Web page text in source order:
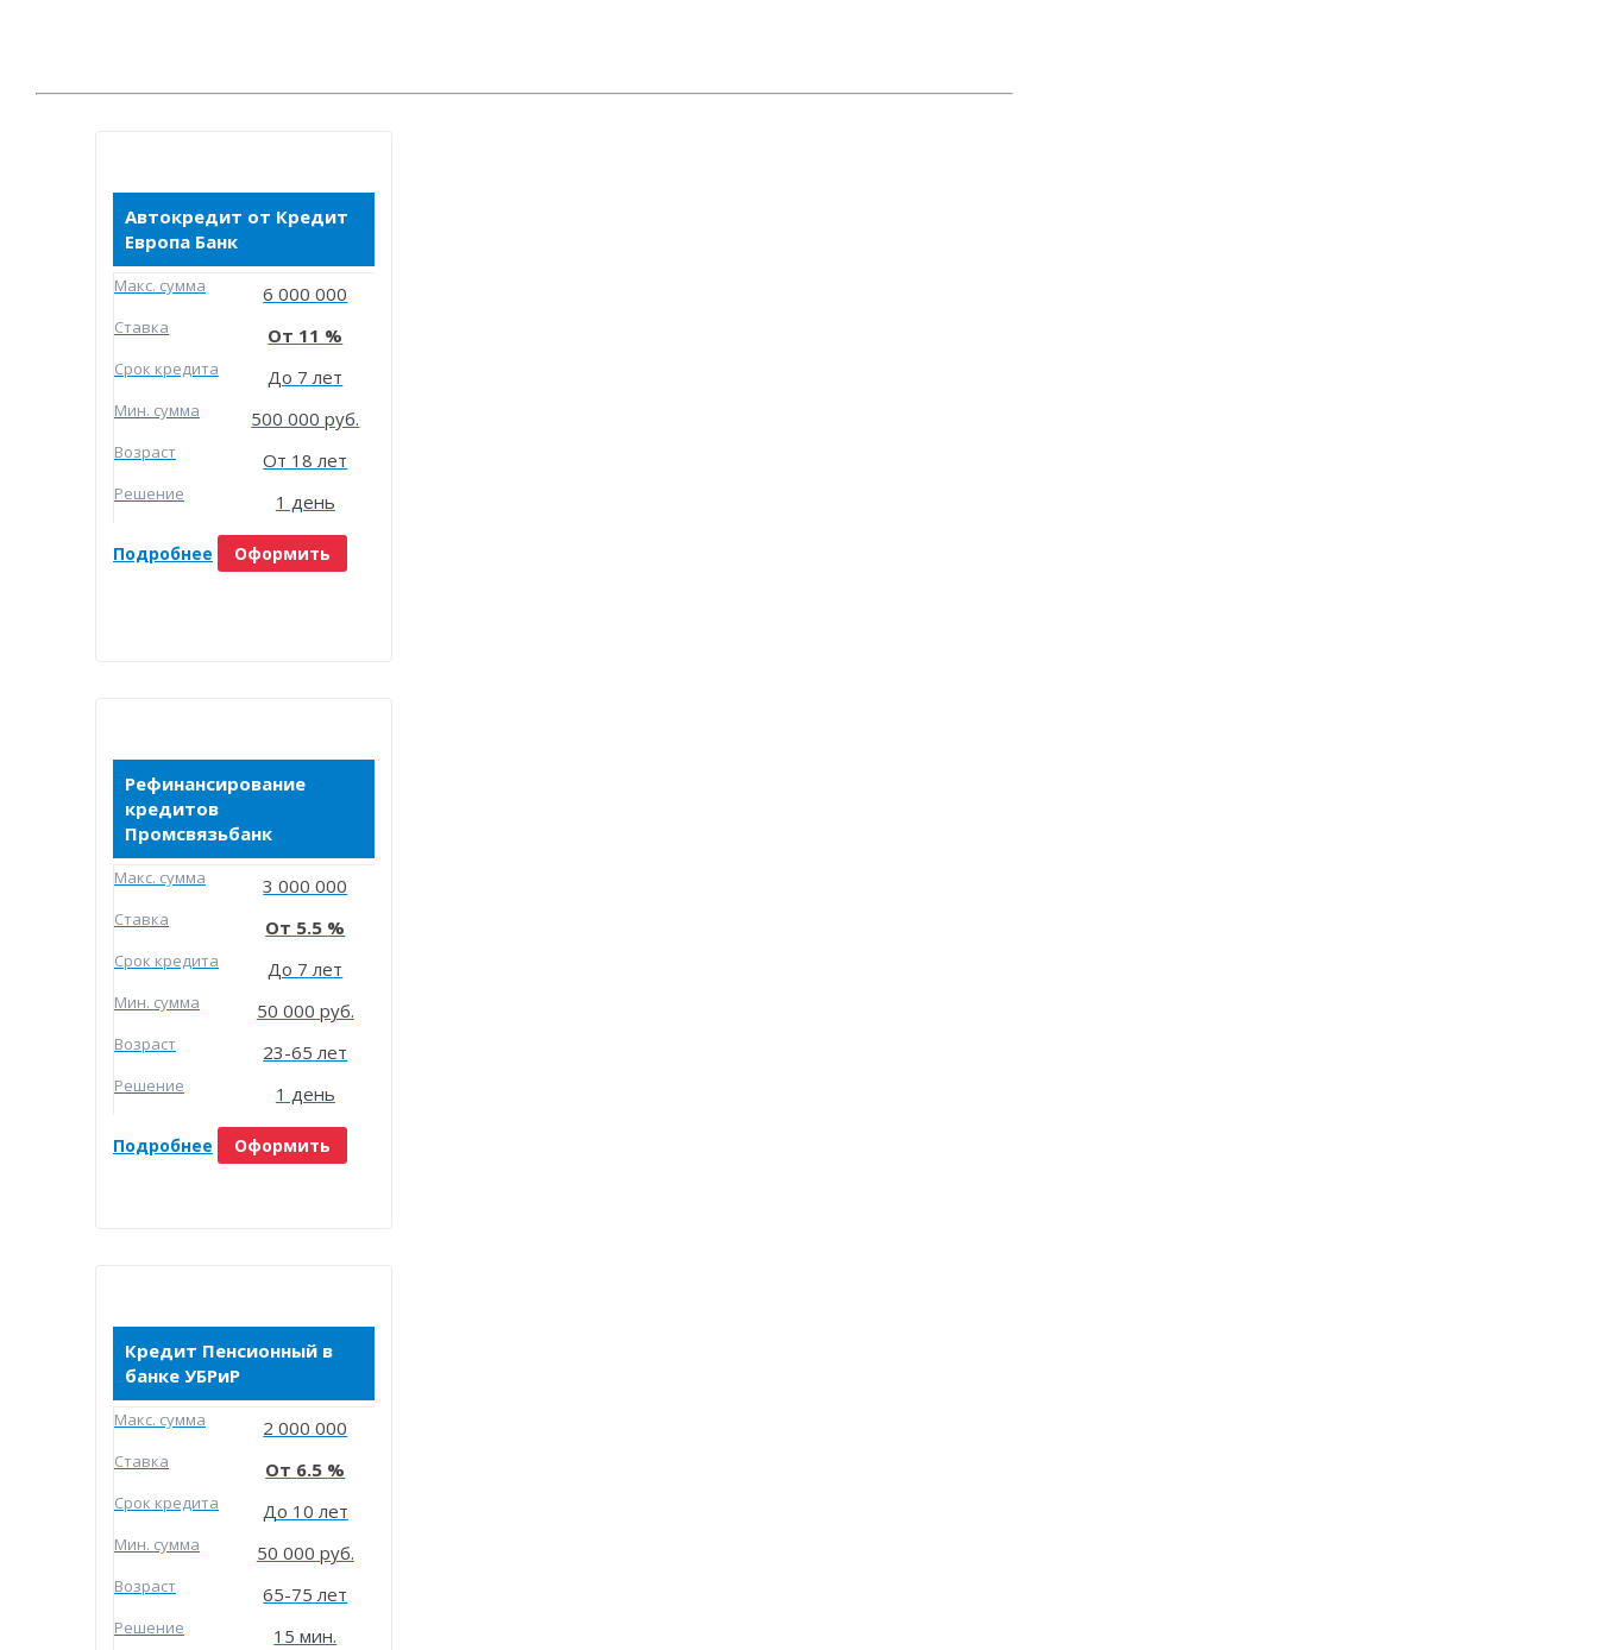
Автокредит от Кредит
Европа Банк
Макc. сумма 6 000 000
Ставка 11
Срок кредита До 7 лет
Мин. сумма 500 000 руб.
Возраст От 18 лет
Решение 1 день
Подробнее Оформить
Рефинансирование
кредитов
Промсвязьбанк
Макc. сумма 3 000 000
Ставка 5.5
Срок кредита До 7 лет
Мин. сумма 50 000 руб.
Возраст 23-65 лет
Решение 1 день
Подробнее Оформить
Кредит Пенсионный в
банке УБРиР
Макc. сумма 2 000 000
Ставка 6.5
Срок кредита До 10 лет
Мин. сумма 50 000 руб.
Возраст 65-75 лет
Решение 15 мин.